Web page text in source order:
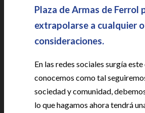
Plaza de Armas de
extrapolarse a cualquier
consideraciones.
En las redes sociales surgía
conocemos como tal
sociedad y comunidad,
lo que hagamos ahora tendrá